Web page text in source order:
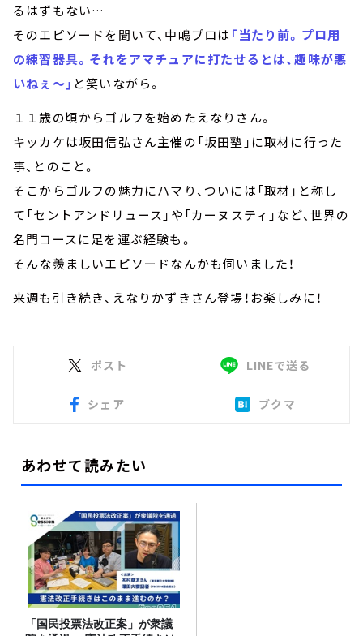
るはずもない…
そのエピソードを聞いて、中嶋プロは 「当たり前。プロ用
の練習器具。それをアマチュアに打たせるとは、趣味が悪
いねぇ～」 と笑いながら。
１１歳の頃からゴルフを始めたえなりさん。
キッカケは坂田信弘さん主催の「坂田塾」に取材に行った
事、とのこと。
そこからゴルフの魅力にハマり、ついには「取材」と称し
て「セントアンドリュース」や「カーヌスティ」など、世界の
名門コースに足を運ぶ経験も。
そんな羨ましいエピソードなんかも伺いました！
来週も引き続き、えなりかずきさん登場！お楽しみに！
ポスト LINEで送る
シェア ブクマ
あわせて読みたい
「国民投票法改正案」が衆議